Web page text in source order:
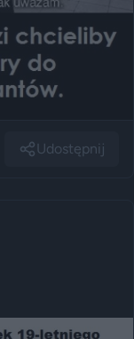
Udostępnij